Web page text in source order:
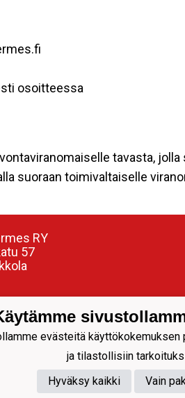
osoitteessa
tavasta,
suoraan toimivaltaiselle
RY
57
evästeitä
ja tilastollisiin
Hyväksy kaikki
Vain